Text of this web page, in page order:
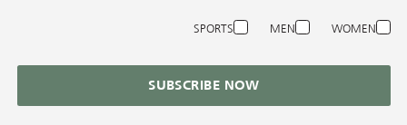
WOMEN
MEN
SPORTS
SUBSCRIBE NOW